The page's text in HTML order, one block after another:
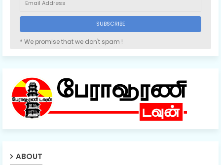
* We promise that we don't spam !
ABOUT